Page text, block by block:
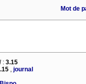
Mot de
: 3.15
, journal